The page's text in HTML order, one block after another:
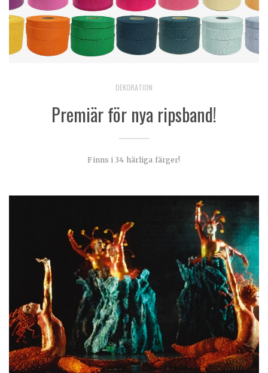
DEKORATION
Premiär för nya ripsband!
Finns i 34 härliga färger!